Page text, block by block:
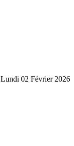
Lundi 02 Février 2026